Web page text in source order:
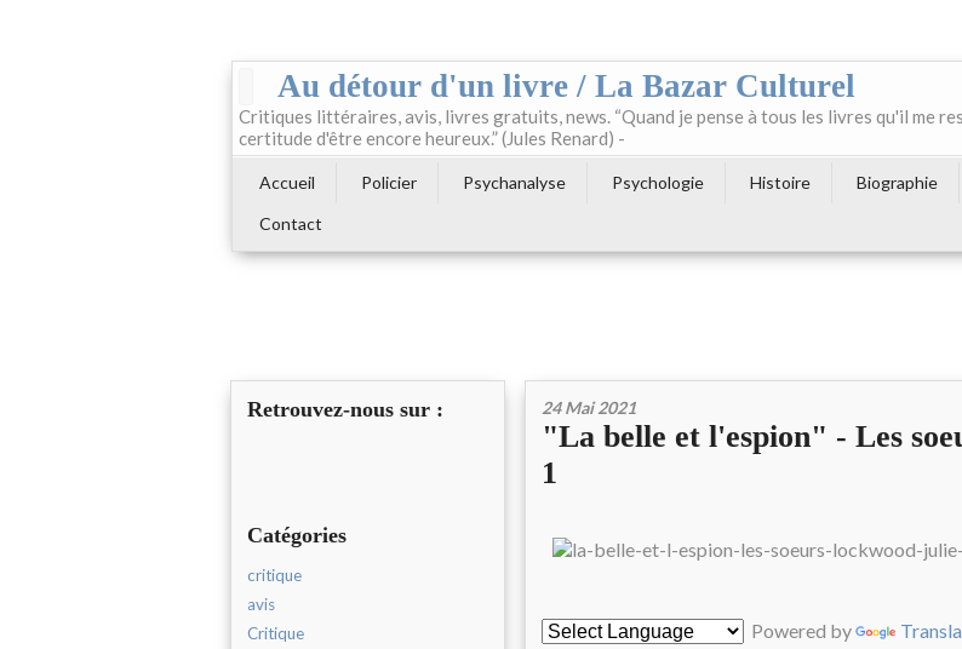
Au détour d'un livre / La Bazar Culturel
Critiques littéraires, avis, livres gratuits, news. “Quand je pense à tous les livres qu'il me
certitude d'être encore heureux.” (Jules Renard) -
Accueil Policier Psychanalyse Psychologie Histoire Biographie
Contact
Retrouvez-nous sur :
Catégories
critique
avis
Critique
24 Mai 2021
"La belle et l'espion" - Les
1
Powered by